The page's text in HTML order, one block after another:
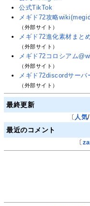
公式TikTok
メギド72攻略
（外部サイト）
メギド72進化素材まと
（外部サイト）
メギド72コロシアム
（外部サイト）
メギド72discordサーバ
（外部サイト）
最終更新
〔 人気/
最近のコメント
〔